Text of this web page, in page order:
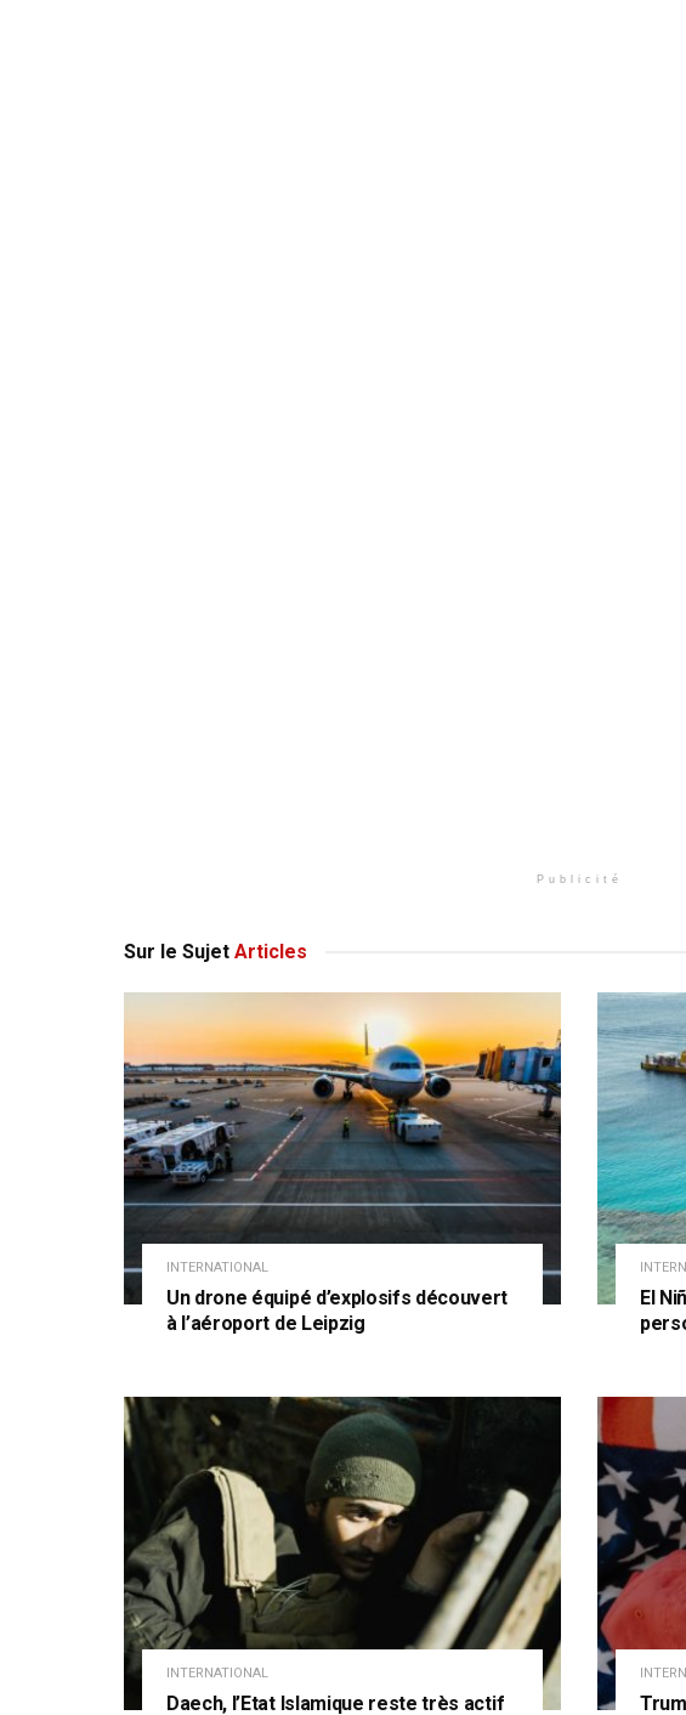
Publicité
Sur le Sujet Articles
INTERNATIONAL
Un drone équipé d’explosifs découvert
à l’aéroport de Leipzig
El
INTERNATIONAL
Daech, l’Etat Islamique reste très actif